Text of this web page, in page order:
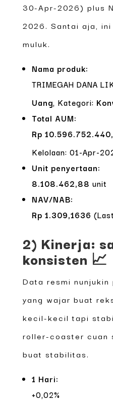
30-Apr-2026) plus
2026. Santai aja,
muluk.
Nama produk:
TRIMEGAH DANA
Uang, Kategori:
Total AUM:
Rp
Kelolaan: 01-Apr-
Unit penyertaan:
8.108.462,88 unit
NAV/NAB:
Rp 1.309,1636
2) Kinerja:
konsisten 📈
Data resmi
yang wajar buat
kecil-kecil tapi
roller-coaster cuan
buat stabilitas.
1 Hari:
+0,02%